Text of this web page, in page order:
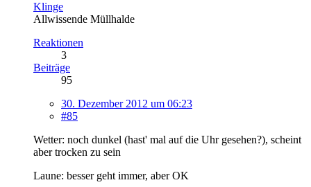
Klinge
Allwissende Müllhalde
Reaktionen
3
Beiträge
95
30. Dezember 2012 um 06:23
#85
Wetter: noch dunkel (hast' mal auf die Uhr gesehen?), scheint
aber trocken zu sein
Laune: besser geht immer, aber OK